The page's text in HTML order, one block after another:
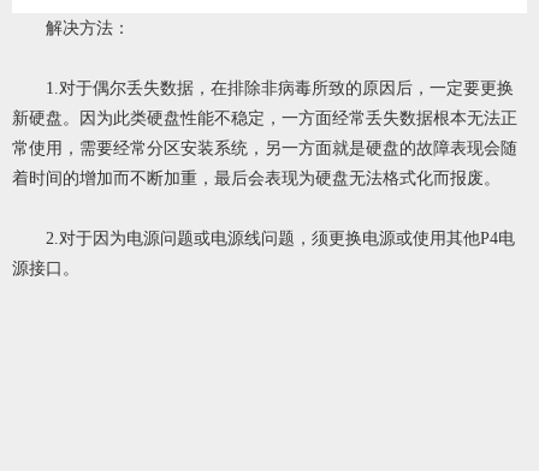
解决方法：
1.对于偶尔丢失数据，在排除非病毒所致的原因后，一定要更换
新硬盘。因为此类硬盘性能不稳定，一方面经常丢失数据根本无法正
常使用，需要经常分区安装系统，另一方面就是硬盘的故障表现会随
着时间的增加而不断加重，最后会表现为硬盘无法格式化而报废。
2.对于因为电源问题或电源线问题，须更换电源或使用其他P4电
源接口。